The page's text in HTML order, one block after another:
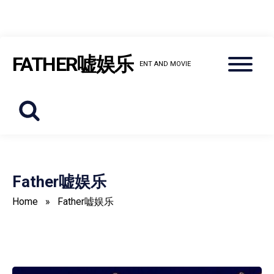
FATHER嘘娱乐 ENT AND MOVIE
Menu
Father嘘娱乐
Home » Father嘘娱乐